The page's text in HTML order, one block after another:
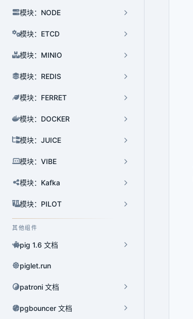
集群管理
用户管理
数据库管理
高可用管理
HBA 管理
组件管理
任务管理
模块：NODE
模块：ETCD
模块：MINIO
模块：REDIS
模块：FERRET
模块：DOCKER
模块：JUICE
模块：VIBE
模块：Kafka
模块：PILOT
其他组件
pig 1.6 文档
piglet.run
patroni 文档
pgbouncer 文档